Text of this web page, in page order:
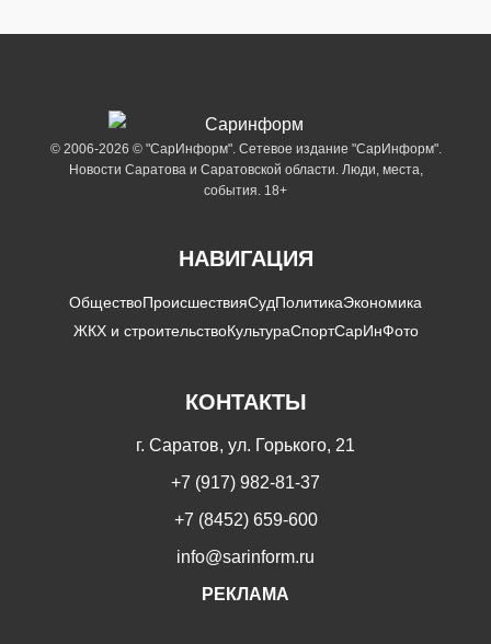
© 2006-2026 © "СарИнформ". Сетевое издание "СарИнформ".
Новости Саратова и Саратовской области. Люди, места,
события. 18+
НАВИГАЦИЯ
ОбществоПроисшествияСудПолитикаЭкономика
ЖКХ и строительствоКультураСпортСарИнФото
КОНТАКТЫ
г. Саратов, ул. Горького, 21
+7 (917) 982-81-37
+7 (8452) 659-600
info@sarinform.ru
РЕКЛАМА